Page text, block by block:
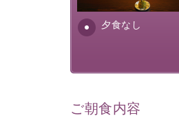
夕食なし
お選びくださいませ。
ご朝食内容